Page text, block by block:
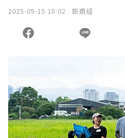
2025-09-15 18:02 旅遊經